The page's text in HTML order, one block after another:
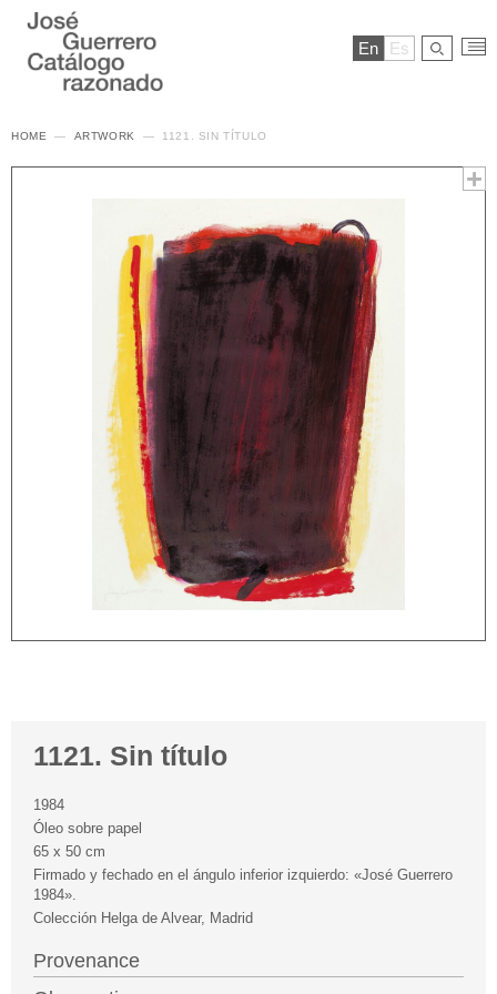
En Es
HOME ARTWORK 1121. SIN TÍTULO
1121. Sin título
1984
Óleo sobre papel
65 x 50 cm
Firmado y fechado en el ángulo inferior izquierdo: «José Guerrero
1984».
Colección Helga de Alvear, Madrid
Provenance